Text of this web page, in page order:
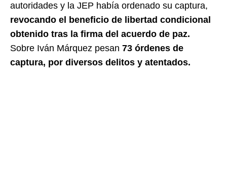
autoridades y la JEP había ordenado su captura,
revocando el beneficio de libertad condicional
obtenido tras la firma del acuerdo de paz.
Sobre Iván Márquez pesan 73 órdenes de
captura, por diversos delitos y atentados.